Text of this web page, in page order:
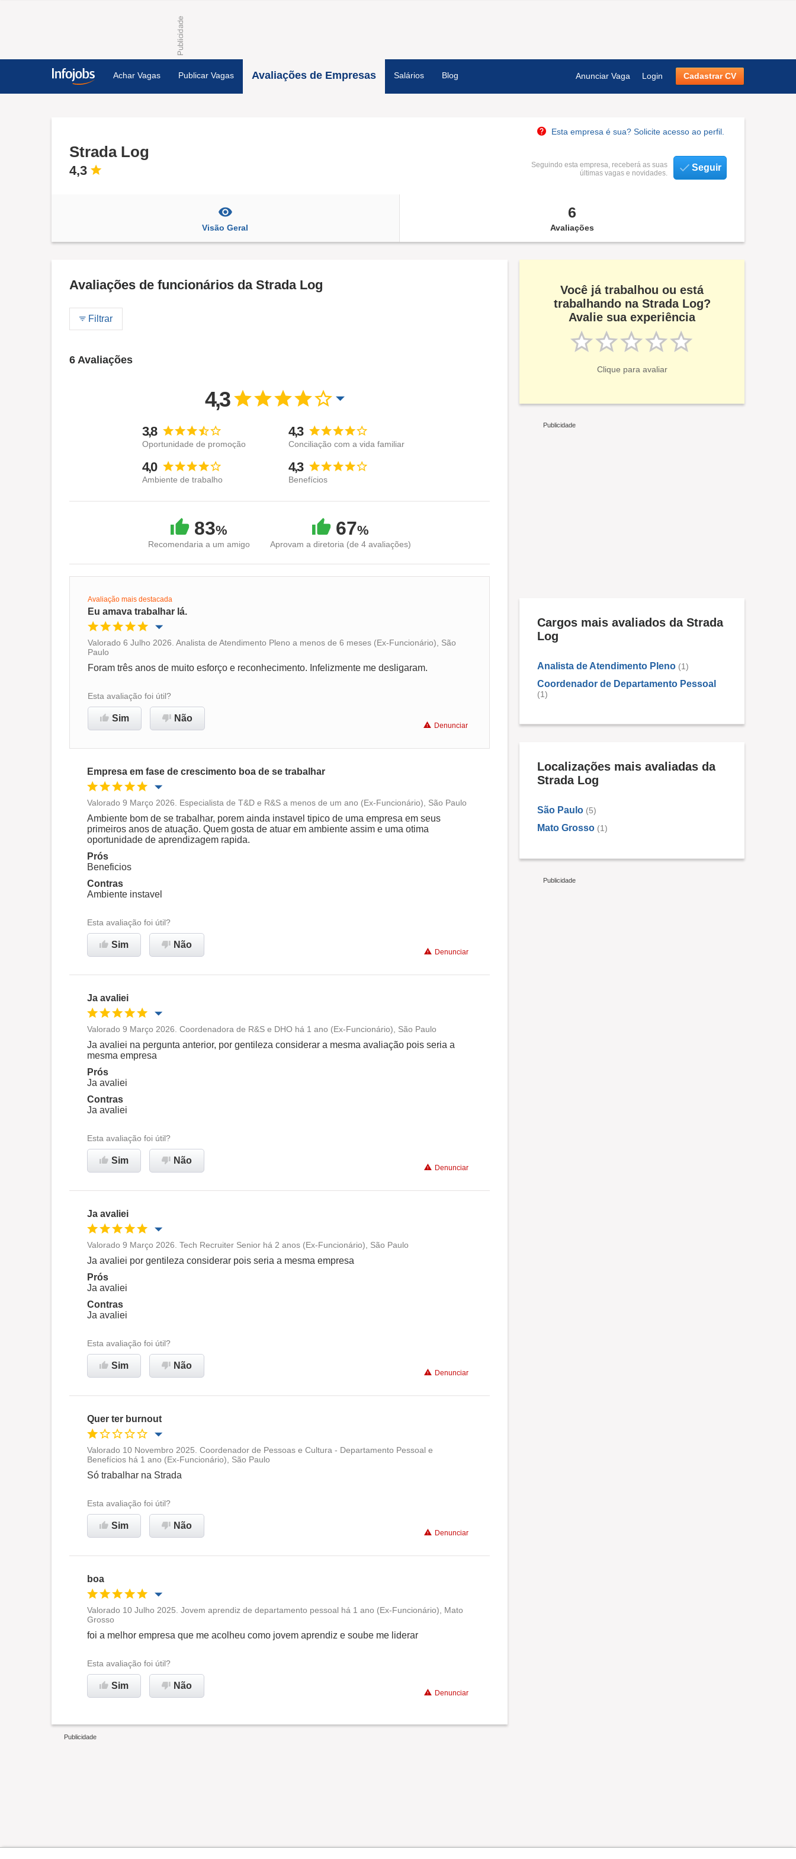
Achar Vagas Publicar Vagas Avaliações de Empresas Salários Blog Anunciar Vaga Login Cadastrar CV
Esta empresa é sua? Solicite acesso ao perfil.
Strada Log
4,3
Seguindo esta empresa, receberá as suas
últimas vagas e novidades.
Seguir
Visão Geral
6
Avaliações
Avaliações de funcionários da Strada Log
Filtrar
6 Avaliações
4,3
3,8
Oportunidade de promoção
4,3
Conciliação com a vida familiar
4,0
Ambiente de trabalho
4,3
Benefícios
83%
Recomendaria a um amigo
67%
Aprovam a diretoria (de 4 avaliações)
Avaliação mais destacada
Eu amava trabalhar lá.
Oportunidade de promoção
Recomenda esta empresa
Valorado 6 Julho 2026. Analista de Atendimento Pleno a menos de 6 meses (Ex-Funcionário), São
Paulo
Foram três anos de muito esforço e reconhecimento. Infelizmente me desligaram.
Esta avaliação foi útil?
Sim Não
Denunciar
Empresa em fase de crescimento boa de se trabalhar
Oportunidade de promoção
Ambiente de trabalho
Conciliação com a vida familiar
Valorado 9 Março 2026. Especialista de T&D e R&S a menos de um ano (Ex-Funcionário), São Paulo
Ambiente bom de se trabalhar, porem ainda instavel tipico de uma empresa em seus
primeiros anos de atuação. Quem gosta de atuar em ambiente assim e uma otima
oportunidade de aprendizagem rapida.
Prós
Beneficios
Contras
Ambiente instavel
Esta avaliação foi útil?
Sim Não
Denunciar
Ja avaliei
Oportunidade de promoção
Ambiente de trabalho
Conciliação com a vida familiar
Recomenda esta empresa
Valorado 9 Março 2026. Coordenadora de R&S e DHO há 1 ano (Ex-Funcionário), São Paulo
Ja avaliei na pergunta anterior, por gentileza considerar a mesma avaliação pois seria a
mesma empresa
Prós
Ja avaliei
Contras
Ja avaliei
Esta avaliação foi útil?
Sim Não
Denunciar
Ja avaliei
Oportunidade de promoção
Ambiente de trabalho
Conciliação com a vida familiar
Recomenda esta empresa
Valorado 9 Março 2026. Tech Recruiter Senior há 2 anos (Ex-Funcionário), São Paulo
Ja avaliei por gentileza considerar pois seria a mesma empresa
Prós
Ja avaliei
Contras
Ja avaliei
Esta avaliação foi útil?
Sim Não
Denunciar
Quer ter burnout
Oportunidade de promoção Conciliação com a vida familiar
Não recomenda esta
empresa
Valorado 10 Novembro 2025. Coordenador de Pessoas e Cultura - Departamento Pessoal e
Benefícios há 1 ano (Ex-Funcionário), São Paulo
Só trabalhar na Strada
Esta avaliação foi útil?
Sim Não
Denunciar
boa
Oportunidade de promoção
Recomenda esta empresa
Valorado 10 Julho 2025. Jovem aprendiz de departamento pessoal há 1 ano (Ex-Funcionário), Mato
Grosso
foi a melhor empresa que me acolheu como jovem aprendiz e soube me liderar
Esta avaliação foi útil?
Sim Não
Denunciar
Você já trabalhou ou está
trabalhando na Strada Log?
Avalie sua experiência
Clique para avaliar
Cargos mais avaliados da Strada
Log
Analista de Atendimento Pleno (1)
Coordenador de Departamento Pessoal
(1)
Localizações mais avaliadas da
Strada Log
São Paulo (5)
Mato Grosso (1)